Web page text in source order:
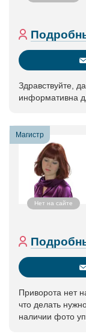
Здравствуйте,
информативна
Магистр
Нет на сайте
Приворота нет
что делать
наличии фото